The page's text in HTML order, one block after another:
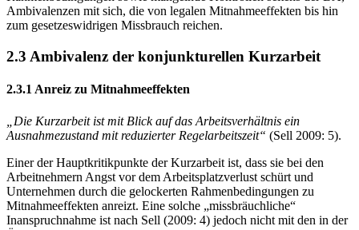
Rahmenbedingungen sowie mangelnde Kontrollen seitens der BA,
Ambivalenzen mit sich, die von legalen Mitnahmeeffekten bis hin
„Die Kurzarbeit ist mit Blick auf das Arbeitsverhältnis ein
Einer der Hauptkritikpunkte der Kurzarbeit ist, dass sie bei den
Arbeitnehmern Angst vor dem Arbeitsplatzverlust schürt und
Unternehmen durch die gelockerten Rahmenbedingungen zu
Mitnahmeeffekten anreizt. Eine solche „missbräuchliche“